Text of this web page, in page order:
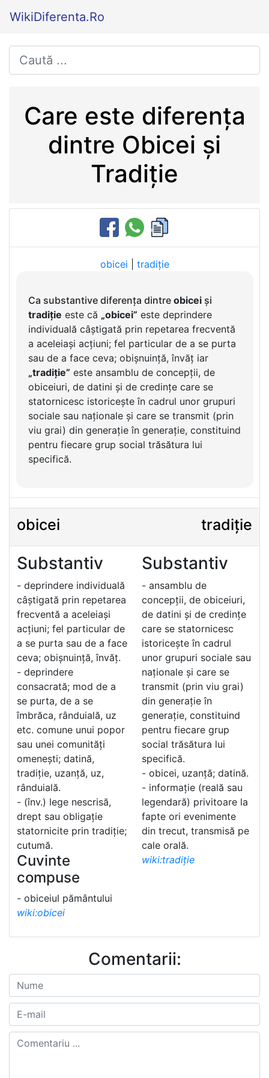
WikiDiferenta.Ro
Care este diferența
dintre Obicei și
Tradiție
obicei tradiție
Ca substantive diferența dintre obiceiși
tradiție este că „obicei” este deprindere
individuală câștigată prin repetarea frecventă
a aceleiași acțiuni; fel particular de a se purta
sau de a face ceva; obișnuință, învăț iar
„tradiție” este ansamblu de concepții, de
obiceiuri, de datini și de credințe care se
statornicesc istoricește în cadrul unor grupuri
sociale sau naționale și care se transmit (prin
viu grai) din generație în generație, constituind
pentru fiecare grup social trăsătura lui
specifică.
obicei tradiție
Substantiv
- deprindere individuală
câștigată prin repetarea
frecventă a aceleiași
acțiuni; fel particular de
a se purta sau de a face
ceva; obișnuință, învăț.
- deprindere
consacrată; mod de a
se purta, de a se
îmbrăca, rânduială, uz
etc. comune unui popor
sau unei comunități
omenești; datină,
tradiție, uzanță, uz,
rânduială.
- (înv.) lege nescrisă,
drept sau obligație
statornicite prin tradiție;
cutumă.
Cuvinte
compuse
- obiceiul pământului
wiki:obicei
Substantiv
- ansamblu de
concepții, de obiceiuri,
de datini și de credințe
care se statornicesc
istoricește în cadrul
unor grupuri sociale sau
naționale și care se
transmit (prin viu grai)
din generație în
generație, constituind
pentru fiecare grup
social trăsătura lui
specifică.
- obicei, uzanță; datină.
- informație (reală sau
legendară) privitoare la
fapte ori evenimente
din trecut, transmisă pe
cale orală.
wiki:tradiție
Comentarii: